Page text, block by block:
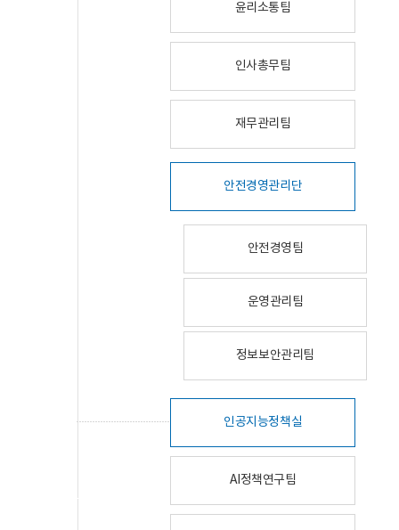
윤리소통팀
인사총무팀
재무관리팀
안전경영관리단
안전경영팀
운영관리팀
정보보안관리팀
인공지능정책실
AI정책연구팀